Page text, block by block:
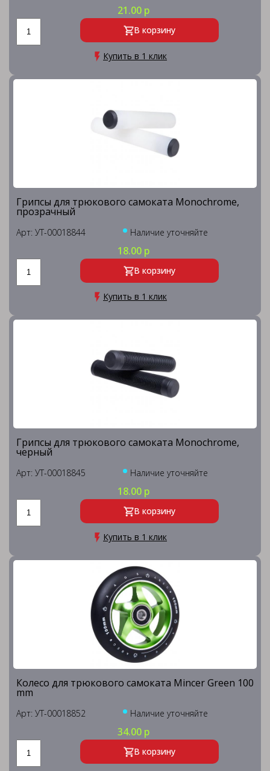
21.00 р
В корзину
Купить в 1 клик
Грипсы для трюкового самоката Monochrome,
прозрачный
Арт: УТ-00018844 Наличие уточняйте
18.00 р
В корзину
Купить в 1 клик
Грипсы для трюкового самоката Monochrome,
черный
Арт: УТ-00018845 Наличие уточняйте
18.00 р
В корзину
Купить в 1 клик
Колесо для трюкового самоката Mincer Green 100
mm
Арт: УТ-00018852 Наличие уточняйте
34.00 р
В корзину